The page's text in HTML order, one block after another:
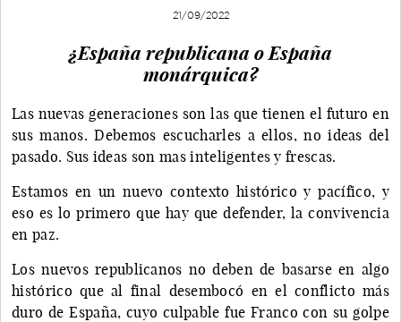
21/09/2022
¿España republicana o España
monárquica?
Las nuevas generaciones son las que tienen el futuro en
sus manos. Debemos escucharles a ellos, no ideas del
pasado. Sus ideas son mas inteligentes y frescas.
Estamos en un nuevo contexto histórico y pacífico, y
eso es lo primero que hay que defender, la convivencia
en paz.
Los nuevos republicanos no deben de basarse en algo
histórico que al final desembocó en el conflicto más
duro de España, cuyo culpable fue Franco con su golpe